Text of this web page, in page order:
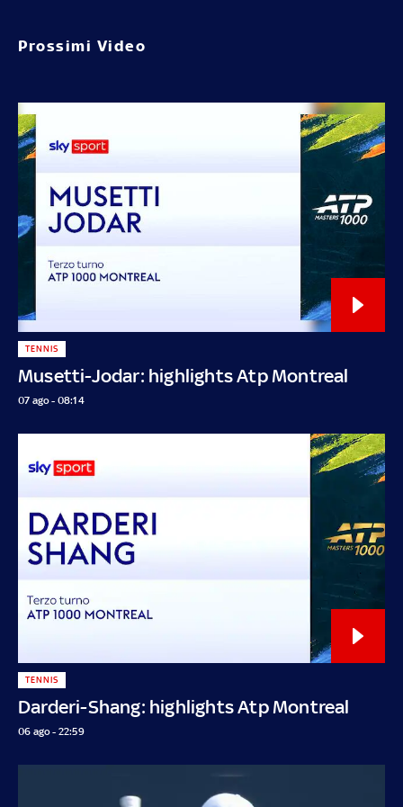
Prossimi Video
Musetti-Jodar: highlights Atp Montreal
TENNIS
07 ago - 08:14
Darderi-Shang: highlights Atp Montreal
TENNIS
06 ago - 22:59